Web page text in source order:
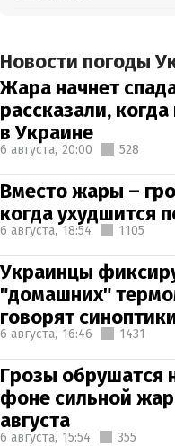
Новости погоды
Жара начнет
рассказали,
в Украине
6 августа, 20:00 528
Вместо жары –
когда ухудшится
6 августа, 18:54 1105
Украинцы
"домашних"
говорят
6 августа, 16:46 1431
Грозы обрушатся
фоне сильной
августа
6 августа, 15:54 355